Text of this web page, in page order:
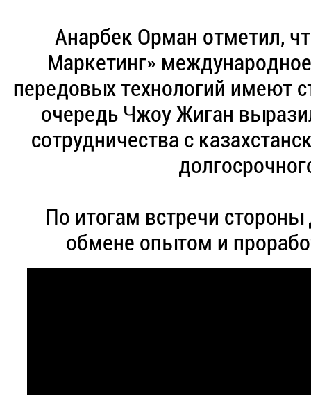
Анарбек Орман отметил,
Маркетинг»
передовых технологий имеют
очередь Чжоу Жиган
сотрудничества с
По итогам встречи
обмене опытом и